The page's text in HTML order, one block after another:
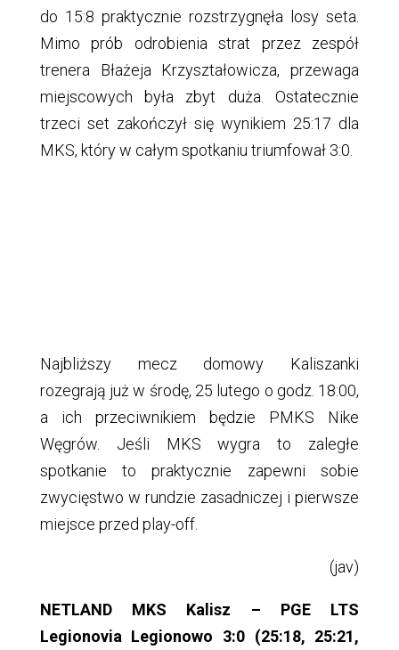
do 15:8 praktycznie rozstrzygnęła losy seta.
Mimo prób odrobienia strat przez zespół
trenera Błażeja Krzyształowicza, przewaga
miejscowych była zbyt duża. Ostatecznie
trzeci set zakończył się wynikiem 25:17 dla
MKS, który w całym spotkaniu triumfował 3:0.
Najbliższy mecz domowy Kaliszanki
rozegrają już w środę, 25 lutego o godz. 18:00,
a ich przeciwnikiem będzie PMKS Nike
Węgrów. Jeśli MKS wygra to zaległe
spotkanie to praktycznie zapewni sobie
zwycięstwo w rundzie zasadniczej i pierwsze
miejsce przed play-off.
(jav)
NETLAND MKS Kalisz – PGE LTS
Legionovia Legionowo 3:0 (25:18, 25:21,